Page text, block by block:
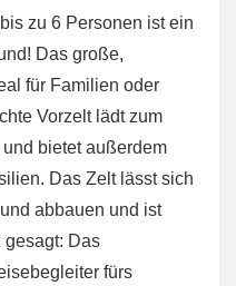
zu 6 Personen ist ein
Das große,
für Familien oder
Vorzelt lädt zum
bietet außerdem
Das Zelt lässt sich
abbauen und ist
gesagt: Das
fürs